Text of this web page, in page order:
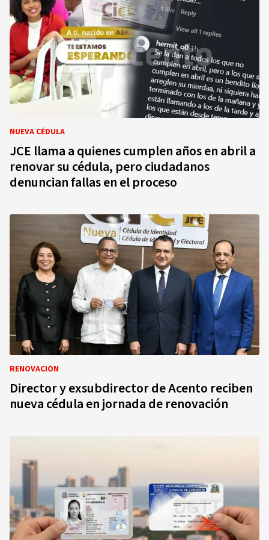
NUEVA CÉDULA
JCE llama a quienes cumplen años en abril a
renovar su cédula, pero ciudadanos
denuncian fallas en el proceso
RENOVACIÓN
Director y exsubdirector de Acento reciben
nueva cédula en jornada de renovación